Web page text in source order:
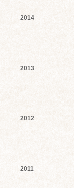
2014
2013
2012
2011